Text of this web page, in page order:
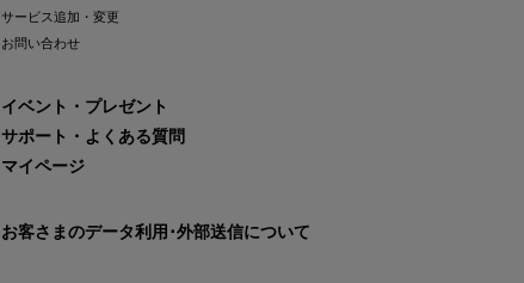
サービス追加・変更
お問い合わせ
イベント・プレゼント
サポート・よくある質問
マイページ
お客さまのデータ利用･外部送信について